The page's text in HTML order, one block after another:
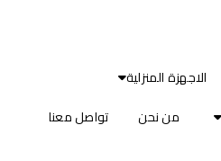
الاجهزة المنزلية
من نحن تواصل معنا